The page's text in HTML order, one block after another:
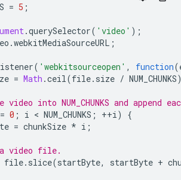
= 5 ;
.querySelector( 'video' );
.webkitMediaSourceURL ;
( 'webkitsourceopen' , function(
= Math .ceil(file. size / NUM_CHUNKS
into NUM_CHUNKS and append
= 0 ; i < NUM_CHUNKS ; ++i)
{
= chunkSize * i ;
video file.
file. slice(startByte, startByte +